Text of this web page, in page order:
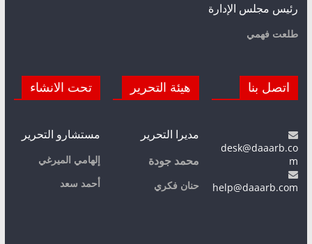
رئيس مجلس الإدارة
طلعت فهمي
اتصل بنا
desk@daaarb.co
m
help@daaarb.com
هيئة التحرير
مديرا التحرير
محمد جودة
حنان فكري
تحت الانشاء
مستشارو التحرير
إلهامي الميرغي
أحمد سعد